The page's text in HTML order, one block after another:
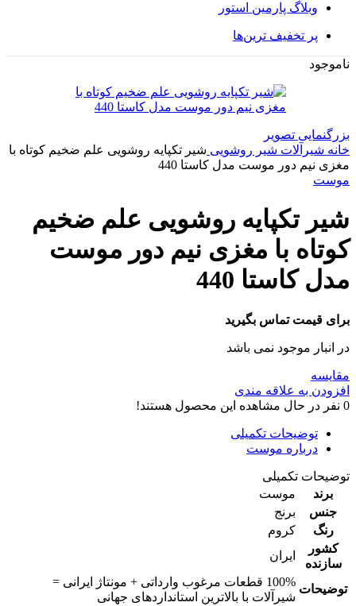
وبلاگ پارمین استور
پر تخفیف ترین‌ها
ناموجود
بزرگنمایی تصویر
خانه شیرآلات شیر روشویی شیر تکپایه روشویی علم ضخیم کوتاه با
مغزی نیم دور موست مدل کاستا 440
موست
شیر تکپایه روشویی علم ضخیم
کوتاه با مغزی نیم دور موست
مدل کاستا 440
برای قیمت تماس بگیرید
در انبار موجود نمی باشد
مقایسه
افزودن به علاقه مندی
0 نفر در حال مشاهده این محصول هستند!
توضیحات تکمیلی
درباره موست
توضیحات تکمیلی
برند
موست
جنس
برنج
رنگ
کروم
کشور
سازنده
ایران
توضیحات
100% قطعات مرغوب وارداتی + مونتاژ ایرانی =
شیرآلات با بالاترین استانداردهای جهانی